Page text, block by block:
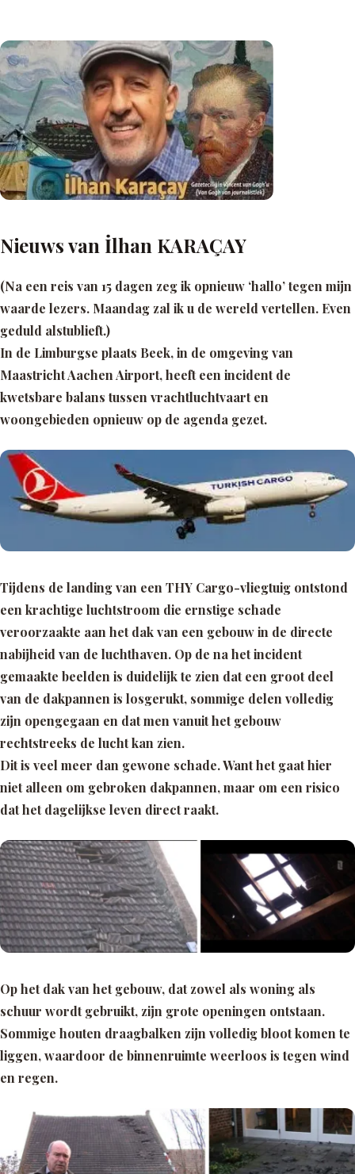
Nieuws van İlhan KARAÇAY
(Na een reis van 15 dagen zeg ik opnieuw ‘hallo’ tegen mijn
waarde lezers. Maandag zal ik u de wereld vertellen. Even
geduld alstublieft.)
In de Limburgse plaats Beek, in de omgeving van
Maastricht Aachen Airport, heeft een incident de
kwetsbare balans tussen vrachtluchtvaart en
woongebieden opnieuw op de agenda gezet.
Tijdens de landing van een THY Cargo-vliegtuig ontstond
een krachtige luchtstroom die ernstige schade
veroorzaakte aan het dak van een gebouw in de directe
nabijheid van de luchthaven. Op de na het incident
gemaakte beelden is duidelijk te zien dat een groot deel
van de dakpannen is losgerukt, sommige delen volledig
zijn opengegaan en dat men vanuit het gebouw
rechtstreeks de lucht kan zien.
Dit is veel meer dan gewone schade. Want het gaat hier
niet alleen om gebroken dakpannen, maar om een risico
dat het dagelijkse leven direct raakt.
Op het dak van het gebouw, dat zowel als woning als
schuur wordt gebruikt, zijn grote openingen ontstaan.
Sommige houten draagbalken zijn volledig bloot komen te
liggen, waardoor de binnenruimte weerloos is tegen wind
en regen.